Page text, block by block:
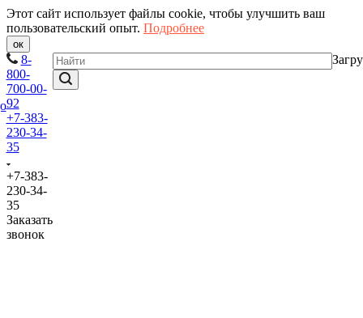
Этот сайт использует файлы cookie, чтобы улучшить ваш
пользовательский опыт. Подробнее
ок
8-
800-
700-00-
92
+7-383-
230-34-
35
+7-383-
230-34-
35
Заказать
звонок